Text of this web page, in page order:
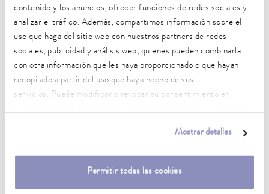
contenido y los anuncios, ofrecer funciones de redes sociales y
analizar el tráfico. Además, compartimos información sobre el
uso que haga del sitio web con nuestros partners de redes
sociales, publicidad y análisis web, quienes pueden combinarla
con otra información que les haya proporcionado o que hayan
recopilado a partir del uso que haya hecho de sus
servicios. Puede modificar o revocar su consentimiento en
Mostrar detalles
Permitir todas las cookies